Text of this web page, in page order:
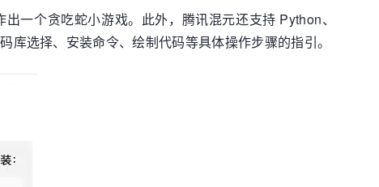
一个贪吃蛇小游戏。此外，腾讯混元还支持 Python、
选择、安装命令、绘制代码等具体操作步骤的指引。